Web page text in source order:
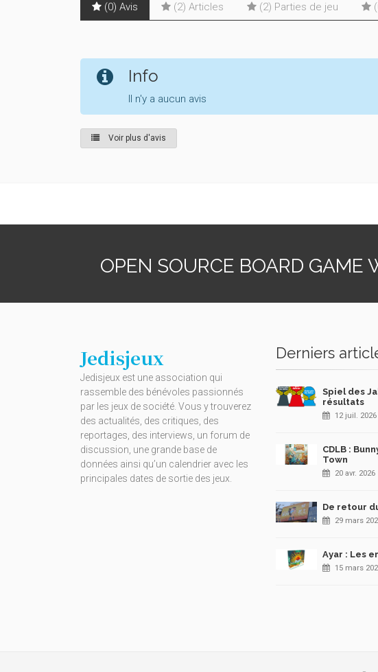
(0) Avis (2) Articles (2) Parties de jeu
Info
Il n'y a aucun avis
Voir plus d'avis
OPEN SOURCE BOARD GAME
Jedisjeux
Jedisjeux est une association qui
rassemble des bénévoles passionnés
par les jeux de société. Vous y trouverez
des actualités, des critiques, des
reportages, des interviews, un forum de
discussion, une grande base de
données ainsi qu’un calendrier avec les
principales dates de sortie des jeux.
Derniers
Spiel des
résultats
12 juil. 2026
CDLB :
Town
20 avr. 2026
De retour
29 mars
Ayar : Les
15 mars